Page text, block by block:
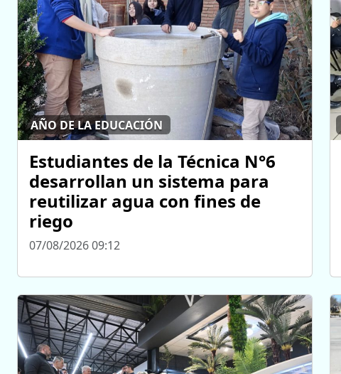
AÑO DE LA EDUCACIÓN
Estudiantes de la Técnica N°6
desarrollan un sistema para
reutilizar agua con fines de
riego
07/08/2026 09:12